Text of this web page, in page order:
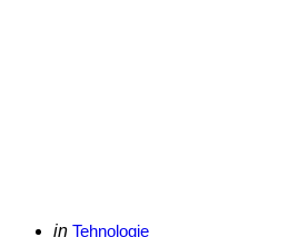
Categories
Posted
in Tehnologie